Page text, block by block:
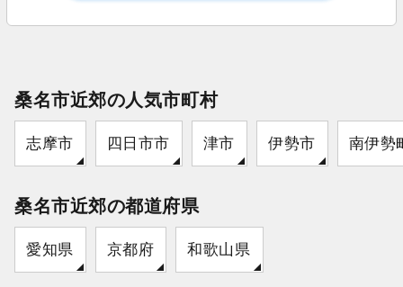
桑名市近郊の人気市町村
志摩市 四日市市 津市 伊勢市 南伊勢
桑名市近郊の都道府県
愛知県 京都府 和歌山県